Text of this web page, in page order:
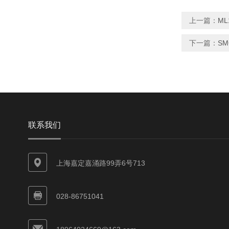
上一篇：
下一篇：
联系我们
上海嘉定嘉涌路99弄6号713
028-86751041